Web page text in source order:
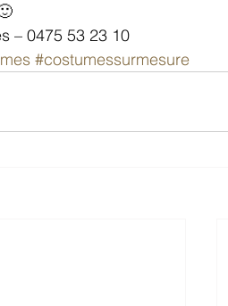
– 0475 53 23 10
#costumessurmesure